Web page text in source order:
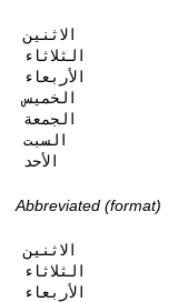
الاثنين
الثلاثاء
الأربعاء
الخميس
الجمعة
السبت
الأحد
Abbreviated (format)
الاثنين
الثلاثاء
الأربعاء